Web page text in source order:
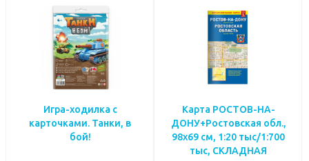
Игра-ходилка с
карточками. Танки, в
бой!
Карта РОСТОВ-НА-
ДОНУ+Ростовская обл.,
98х69 см, 1:20 тыс/1:700
тыс, СКЛАДНАЯ